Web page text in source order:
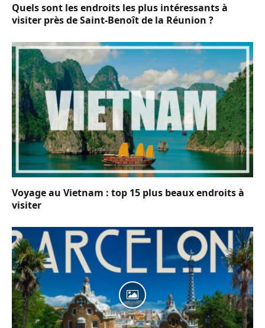
Quels sont les endroits les plus intéressants à
visiter près de Saint-Benoît de la Réunion ?
Voyage au Vietnam : top 15 plus beaux endroits à
visiter